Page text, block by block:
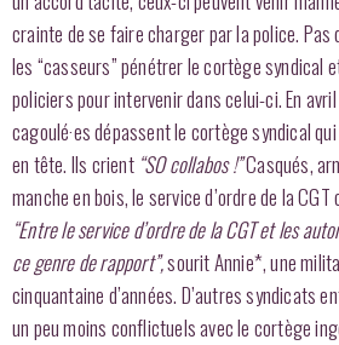
crainte de se faire charger par la police.
les “casseurs” pénétrer le cortège syndical
policiers pour intervenir dans celui-ci. En
cagoulé·es dépassent le cortège syndical
en tête. Ils crient “SO collabos !”Casqués,
manche en bois, le service d’ordre de la
“Entre le service d’ordre de la CGT et les
ce genre de rapport”,sourit Annie*, une
cinquantaine d’années. D’autres syndicats
un peu moins conflictuels avec le cortège